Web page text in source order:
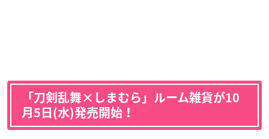
「刀剣乱舞×しまむら」ルーム雑貨が10
月5日(水)発売開始！